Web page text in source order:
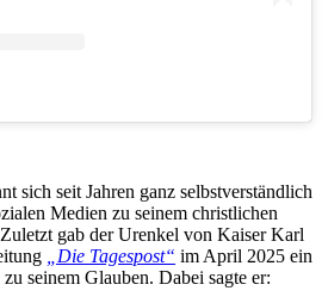
sich seit Jahren ganz selbstverständlich
Medien zu seinem christlichen
gab der Urenkel von Kaiser Karl
„Die Tagespost“ im April 2025 ein
seinem Glauben. Dabei sagte er: